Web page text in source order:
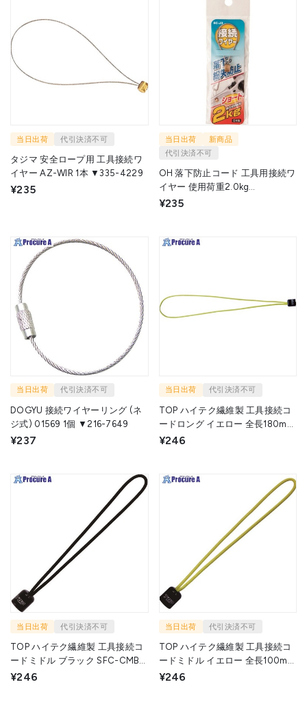
当日出荷 代引決済不可
タジマ 安全ロープ用 工具接続ワ
イヤー AZ-WIR 1本 ▼335-4229
¥235
当日出荷
新商品
代引決済不可
OH 落下防止コード 工具用接続ワ
イヤー 使用荷重2.0kg
φ1.2mm×50mm SC-J3 1本
¥235
当日出荷 代引決済不可
DOGYU 接続ワイヤーリング (ネ
ジ式) 01569 1個 ▼216-7649
¥237
当日出荷 代引決済不可
TOP ハイテク繊維製 工具接続コ
ードロング イエロー 全長180mm
¥246
当日出荷 代引決済不可
TOP ハイテク繊維製 工具接続コ
ードミドル ブラック SFC-CMBK
1本 ▼857-0435
¥246
当日出荷 代引決済不可
TOP ハイテク繊維製 工具接続コ
ードミドル イエロー 全長100mm
¥246